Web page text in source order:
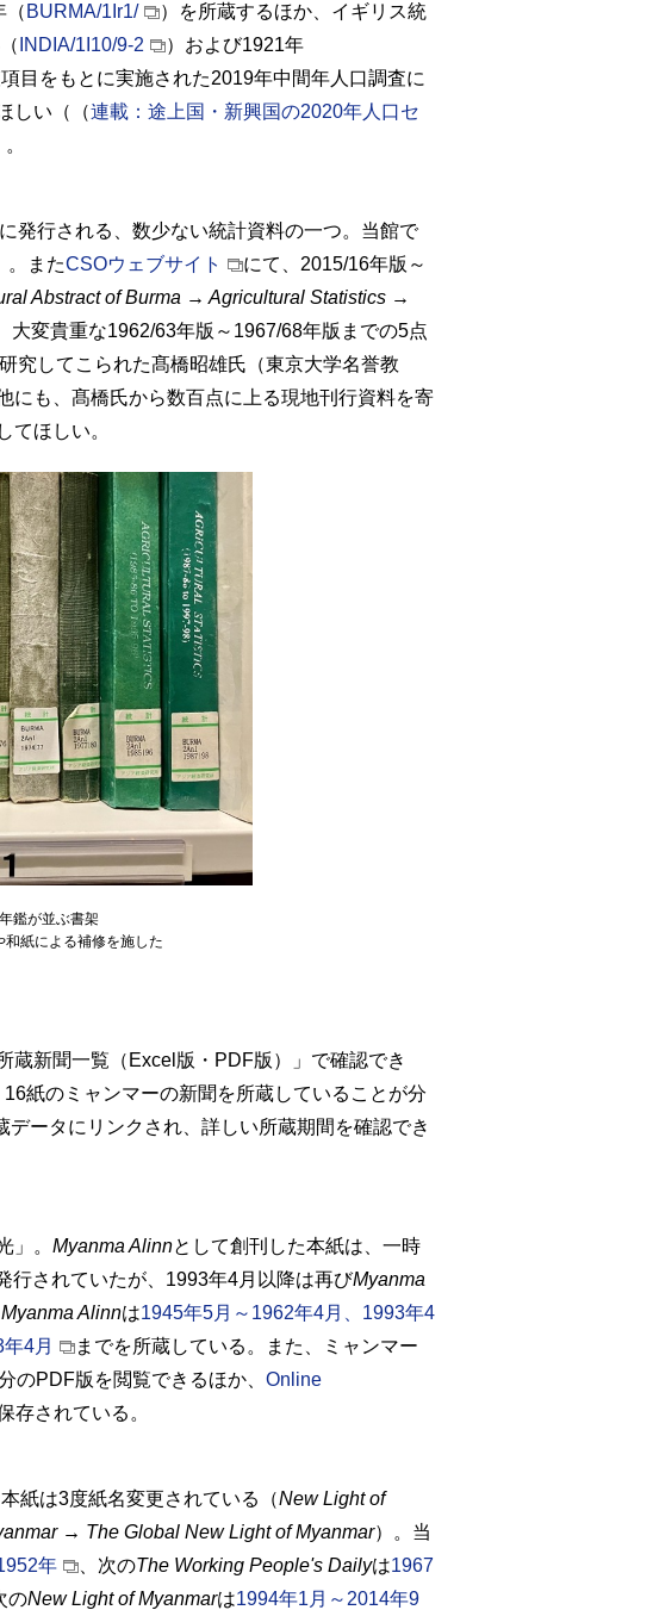
（ BURMA/1Ir1/
）を所蔵するほか、イギリス統
INDIA/1I10/9-2
）および1921年
目をもとに実施された2019年中間年人口調査に
しい（（連載：途上国・新興国の2020年人口セ
発行される、数少ない統計資料の一つ。当館で
。またCSOウェブサイト
にて、2015/16年版～
Abstract of Burma → Agricultural Statistics →
大変貴重な1962/63年版～1967/68年版までの5点
究してこられた髙橋昭雄氏（東京大学名誉教
にも、髙橋氏から数百点に上る現地刊行資料を寄
てほしい。
鑑が並ぶ書架
紙による補修を施した
蔵新聞一覧（ Excel 版・ PDF版）」で確認でき
紙のミャンマーの新聞を所蔵していることが分
データにリンクされ、詳しい所蔵期間を確認でき
」。 Myanma Alinnとして創刊した本紙は、一時
行されていたが、1993年4月以降は再びMyanma
Myanma Alinnは1945年5月～1962年4月、1993年4
4月
までを所蔵している。また、ミャンマー
のPDF版を閲覧できるほか、 Online
存されている。
紙は3度紙名変更されている（New Light of
→ The Global New Light of Myanmar）。当
年 、次のThe Working People's Dailyは1967
のNew Light of Myanmarは1994年1月～2014年9